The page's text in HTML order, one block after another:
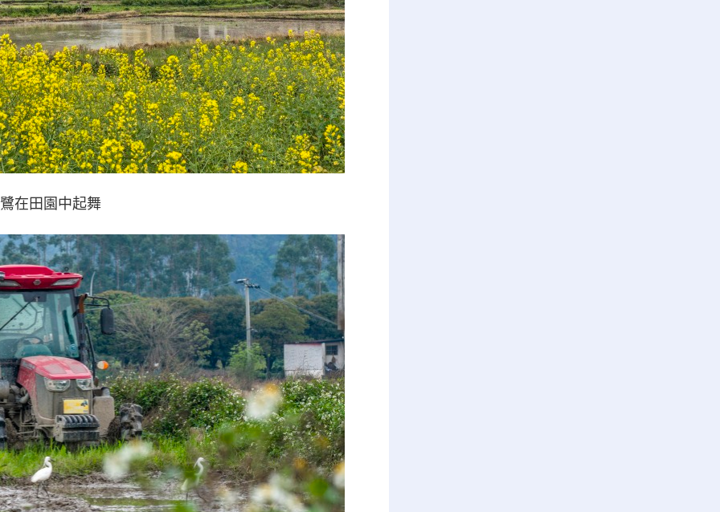
在田園中起舞